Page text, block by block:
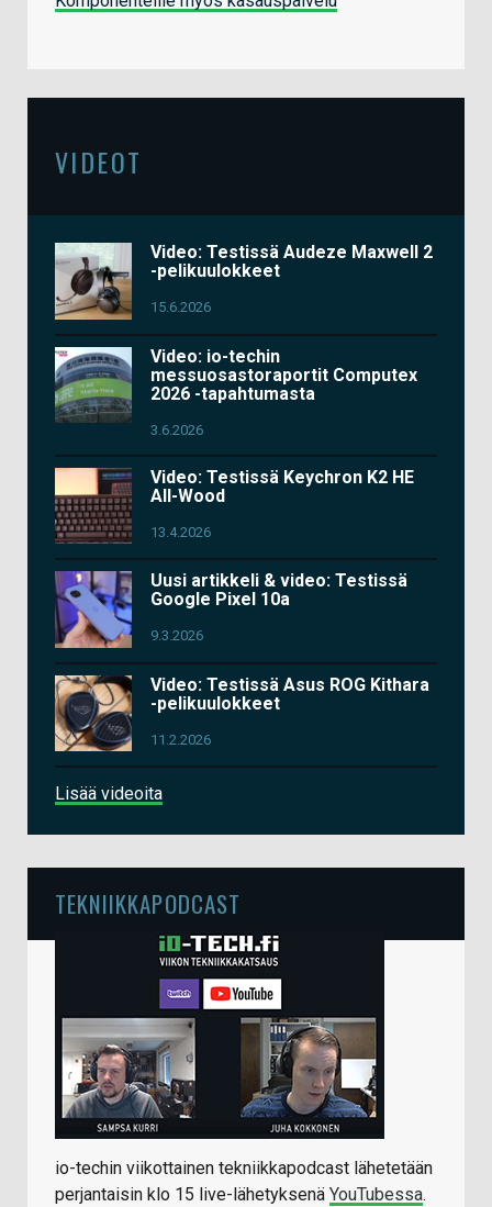
VIDEOT
Video: Testissä Audeze Maxwell 2
-pelikuulokkeet
15.6.2026
Video: io-techin
messuosastoraportit Computex
2026 -tapahtumasta
3.6.2026
Video: Testissä Keychron K2 HE
All-Wood
13.4.2026
Uusi artikkeli & video: Testissä
Google Pixel 10a
9.3.2026
Video: Testissä Asus ROG Kithara
-pelikuulokkeet
11.2.2026
Lisää videoita
TEKNIIKKAPODCAST
io-techin viikottainen tekniikkapodcast lähetetään
perjantaisin klo 15 live-lähetyksenä YouTubessa.